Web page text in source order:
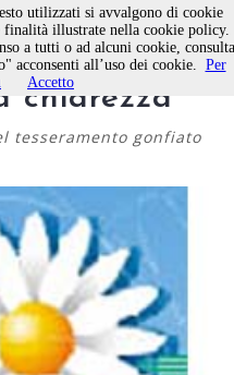
nessun
chiarezza
tesseramento gonfiato
utilizzati si avvalgono di cookie
finalità illustrate nella cookie policy.
a tutti o ad alcuni cookie, consulta
acconsenti all’uso dei cookie. Per
Accetto